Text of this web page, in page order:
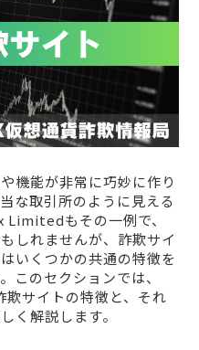
機能が非常に巧妙に作り
な取引所のように見える
もその一例で、
しれませんが、詐欺サイ
いくつかの共通の特徴を
このセクションでは、
サイトの特徴と、それ
く解説します。